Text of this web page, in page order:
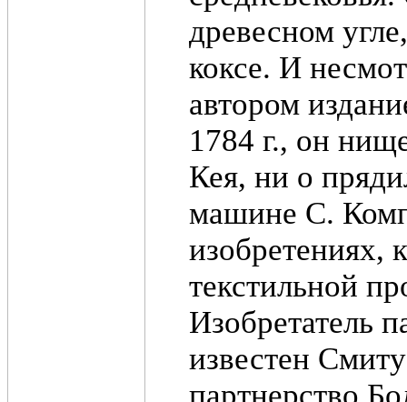
древесном
коксе. И
автором
1784 г., он
Кея, ни о
машине С.
изобретениях,
текстильной
Изобретатель
известен